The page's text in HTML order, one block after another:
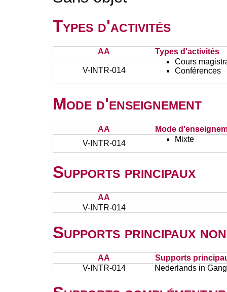
Types d'activités
AA Types d'activités
V-INTR-014
Cours
Conférences
Mode d'enseignement
AA
Mode
V-INTR-014
Mixte
Supports principaux
AA
V-INTR-014
Supports principaux
AA
Supports
V-INTR-014
Nederlands in